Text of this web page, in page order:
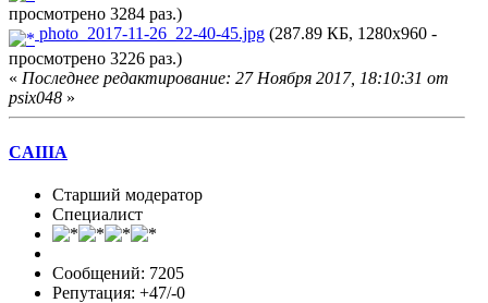
просмотрено 3284 раз.)
photo_2017-11-26_22-40-45.jpg (287.89 КБ, 1280x960 -
просмотрено 3226 раз.)
« Последнее редактирование: 27 Ноября 2017, 18:10:31 от
psix048 »
CAIIIA
Старший модератор
Специалист
Сообщений: 7205
Репутация: +47/-0